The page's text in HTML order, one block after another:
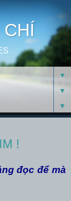
CHÍ
▼
▼
▼
!
đọc để mà